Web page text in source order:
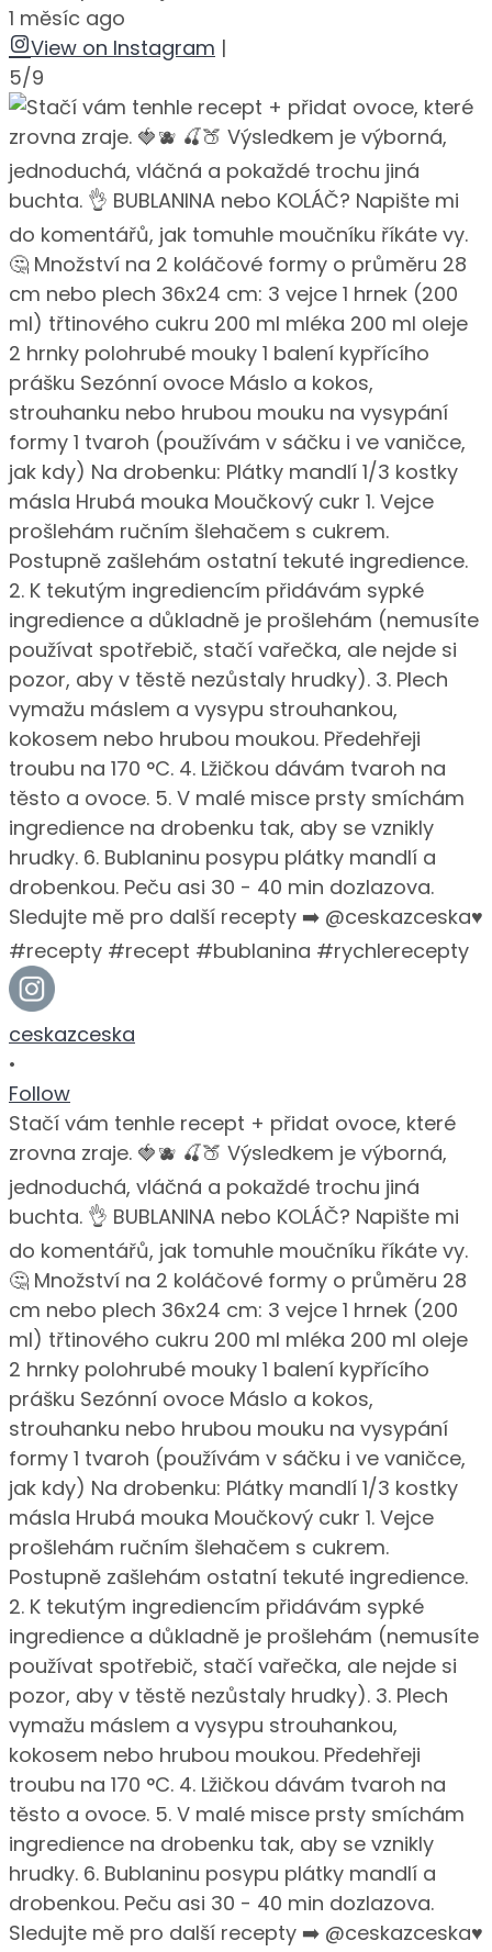
1 měsíc ago
View on Instagram |
5/9
ceskazceska
•
Follow
Stačí vám tenhle recept + přidat ovoce, které
zrovna zraje. 🍓🫐 🍒🍑 Výsledkem je výborná,
jednoduchá, vláčná a pokaždé trochu jiná
buchta. 👌 BUBLANINA nebo KOLÁČ? Napište mi
do komentářů, jak tomuhle moučníku říkáte vy.
🤔 Množství na 2 koláčové formy o průměru 28
cm nebo plech 36x24 cm: 3 vejce 1 hrnek (200
ml) třtinového cukru 200 ml mléka 200 ml oleje
2 hrnky polohrubé mouky 1 balení kypřícího
prášku Sezónní ovoce Máslo a kokos,
strouhanku nebo hrubou mouku na vysypání
formy 1 tvaroh (používám v sáčku i ve vaničce,
jak kdy) Na drobenku: Plátky mandlí 1/3 kostky
másla Hrubá mouka Moučkový cukr 1. Vejce
prošlehám ručním šlehačem s cukrem.
Postupně zašlehám ostatní tekuté ingredience.
2. K tekutým ingrediencím přidávám sypké
ingredience a důkladně je prošlehám (nemusíte
používat spotřebič, stačí vařečka, ale nejde si
pozor, aby v těstě nezůstaly hrudky). 3. Plech
vymažu máslem a vysypu strouhankou,
kokosem nebo hrubou moukou. Předehřeji
troubu na 170 °C. 4. Lžičkou dávám tvaroh na
těsto a ovoce. 5. V malé misce prsty smíchám
ingredience na drobenku tak, aby se vznikly
hrudky. 6. Bublaninu posypu plátky mandlí a
drobenkou. Peču asi 30 - 40 min dozlazova.
Sledujte mě pro další recepty ➡️ @ceskazceska♥️